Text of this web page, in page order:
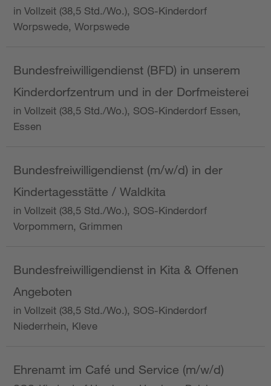
in Vollzeit (38,5 Std./Wo.), SOS-Kinderdorf
Worpswede, Worpswede
Bundesfreiwilligendienst (BFD) in unserem
Kinderdorfzentrum und in der Dorfmeisterei
in Vollzeit (38,5 Std./Wo.), SOS-Kinderdorf Essen,
Essen
Bundesfreiwilligendienst (m/w/d) in der
Kindertagesstätte / Waldkita
in Vollzeit (38,5 Std./Wo.), SOS-Kinderdorf
Vorpommern, Grimmen
Bundesfreiwilligendienst in Kita & Offenen
Angeboten
in Vollzeit (38,5 Std./Wo.), SOS-Kinderdorf
Niederrhein, Kleve
Ehrenamt im Café und Service (m/w/d)